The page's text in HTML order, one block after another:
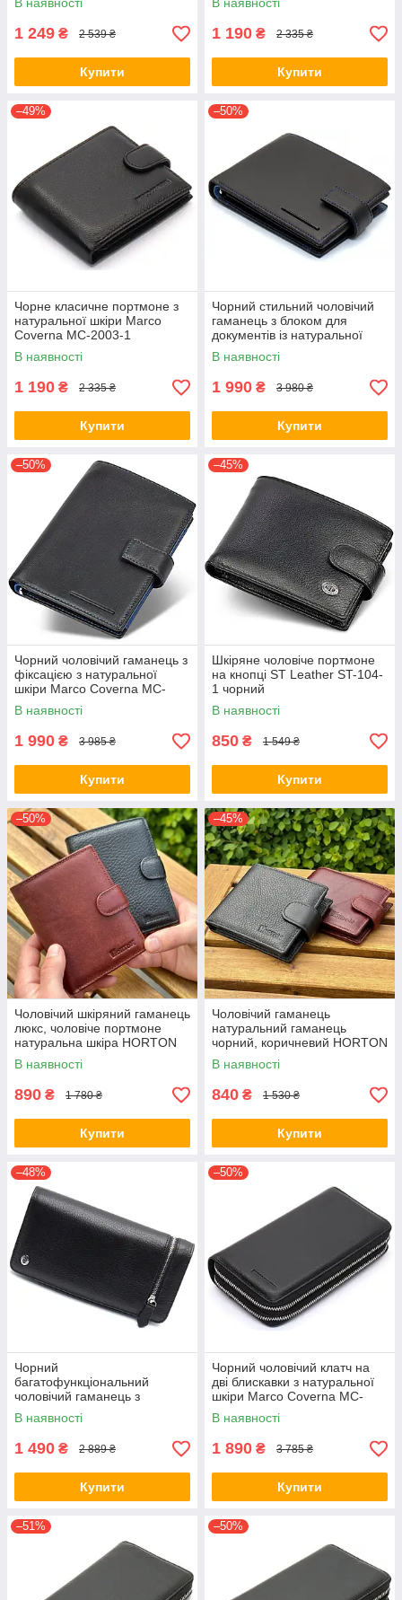
MC-5176-1
1 249 ₴ 2 539 ₴
Купити
1 190 ₴ 2 335 ₴
Купити
–49%
Чорне класичне портмоне з
натуральної шкіри Marco
Coverna MC-2003-1
В наявності
1 190 ₴ 2 335 ₴
Купити
–50%
Чорний стильний чоловічий
гаманець з блоком для
документів із натуральної
шкіри Marco Coverna MC-
1006 A 1221
В наявності
1 990 ₴ 3 980 ₴
Купити
–50%
Чорний чоловічий гаманець з
фіксацією з натуральної
шкіри Marco Coverna MC-
1005 A 1221
В наявності
1 990 ₴ 3 985 ₴
Купити
–45%
Шкіряне чоловіче портмоне
на кнопці ST Leather ST-104-
1 чорний
В наявності
850 ₴ 1 549 ₴
Купити
–50%
Чоловічий шкіряний гаманець
люкс, чоловіче портмоне
натуральна шкіра HORTON
301B
В наявності
890 ₴ 1 780 ₴
Купити
–45%
Чоловічий гаманець
натуральний гаманець
чорний, коричневий HORTON
208
В наявності
840 ₴ 1 530 ₴
Купити
–48%
Чорний
багатофункціональний
чоловічий гаманець з
натуральної шкіри МС291
В наявності
1 490 ₴ 2 889 ₴
Купити
–50%
Чорний чоловічий клатч на
дві блискавки з натуральної
шкіри Marco Coverna MC-
801-1
В наявності
1 890 ₴ 3 785 ₴
Купити
–51% –50%